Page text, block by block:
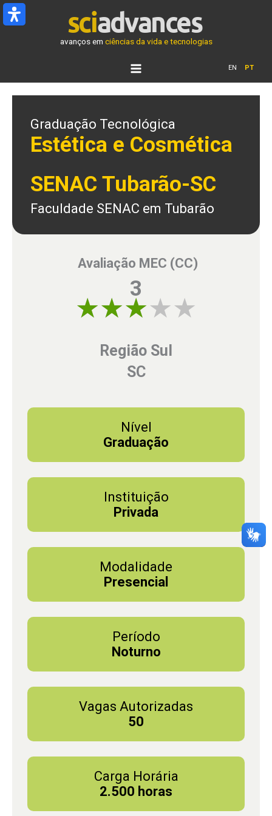
Ir
para
avanços em ciências da vida e tecnologias
EN PT
Graduação Tecnológica
Estética e Cosmética
SENAC Tubarão-SC
Faculdade SENAC em Tubarão
Avaliação MEC (CC)
3
Região Sul
SC
Nível
Graduação
Instituição
Privada
Modalidade
Presencial
Período
Noturno
Vagas Autorizadas
50
Carga Horária
2.500 horas